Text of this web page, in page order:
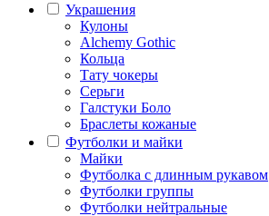
Украшения
Кулоны
Alchemy Gothic
Кольца
Тату чокеры
Серьги
Галстуки Боло
Браслеты кожаные
Футболки и майки
Майки
Футболка с длинным рукавом
Футболки группы
Футболки нейтральные